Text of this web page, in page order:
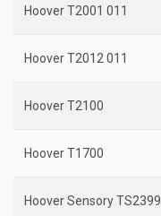
Hoover T2001 011
Hoover T2012 011
Hoover T2100
Hoover T1700
Hoover Sensory TS2399